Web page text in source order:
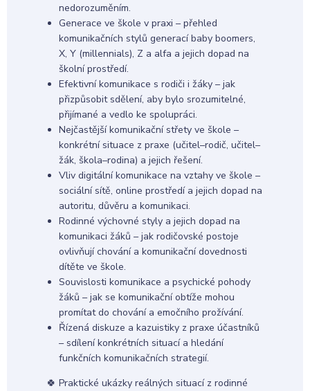
nedorozuměním.
Generace ve škole v praxi – přehled
komunikačních stylů generací baby boomers,
X, Y (millennials), Z a alfa a jejich dopad na
školní prostředí.
Efektivní komunikace s rodiči i žáky – jak
přizpůsobit sdělení, aby bylo srozumitelné,
přijímané a vedlo ke spolupráci.
Nejčastější komunikační střety ve škole –
konkrétní situace z praxe (učitel–rodič, učitel–
žák, škola–rodina) a jejich řešení.
Vliv digitální komunikace na vztahy ve škole –
sociální sítě, online prostředí a jejich dopad na
autoritu, důvěru a komunikaci.
Rodinné výchovné styly a jejich dopad na
komunikaci žáků – jak rodičovské postoje
ovlivňují chování a komunikační dovednosti
dítěte ve škole.
Souvislosti komunikace a psychické pohody
žáků – jak se komunikační obtíže mohou
promítat do chování a emočního prožívání.
Řízená diskuze a kazuistiky z praxe účastníků
– sdílení konkrétních situací a hledání
funkčních komunikačních strategií.
🍀 Praktické ukázky reálných situací z rodinné